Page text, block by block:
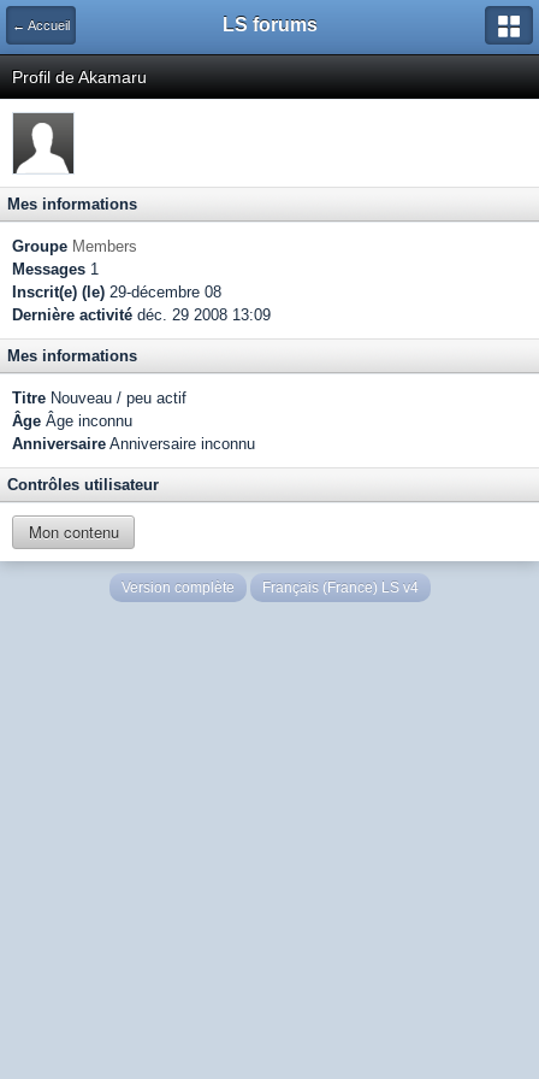
← Accueil LS forums
Profil de Akamaru
Mes informations
Groupe Members
Messages 1
Inscrit(e) (le) 29-décembre 08
Dernière activité déc. 29 2008 13:09
Mes informations
Titre Nouveau / peu actif
Âge Âge inconnu
Anniversaire Anniversaire inconnu
Contrôles utilisateur
Mon contenu
Version complète Français (France) LS v4